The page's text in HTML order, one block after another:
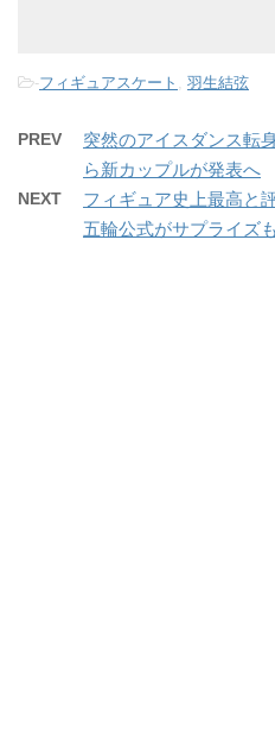
-フィギュアスケート , 羽生結弦
PREV
突然のアイスダンス転
ら新カップルが発表へ
NEXT
フィギュア史上最高と
五輪公式がサプライズも